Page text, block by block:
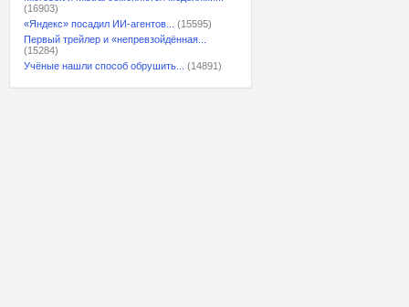
(16903)
«Яндекс» посадил ИИ-агентов...
(15595)
Первый трейлер и «непревзойдённая...
(15284)
Учёные нашли способ обрушить...
(14891)